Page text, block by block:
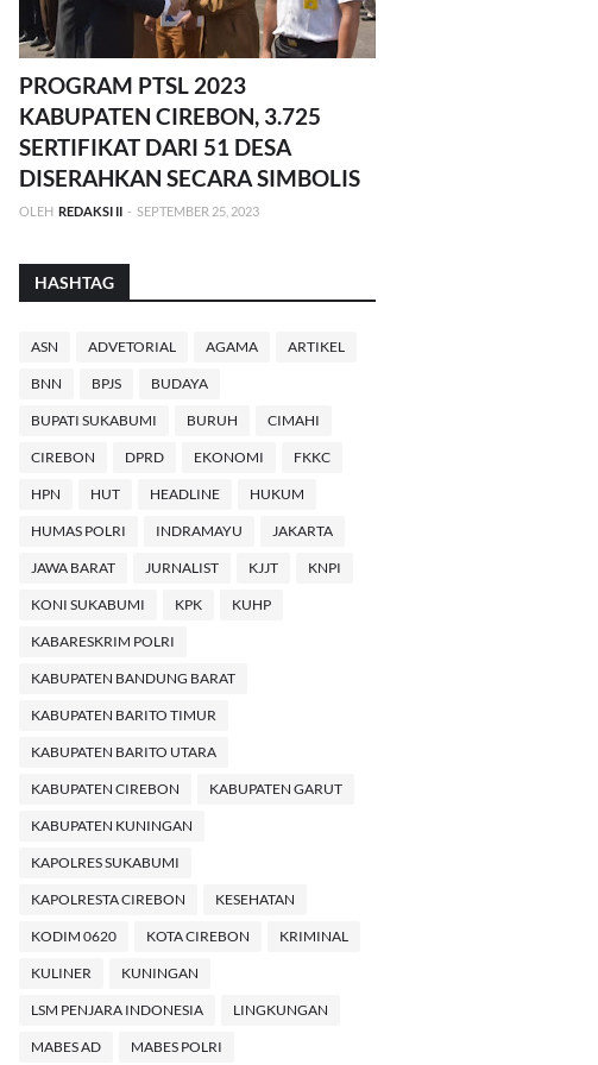
PROGRAM PTSL 2023
KABUPATEN CIREBON, 3.725
SERTIFIKAT DARI 51 DESA
DISERAHKAN SECARA SIMBOLIS
OLEH REDAKSI II - SEPTEMBER 25, 2023
HASHTAG
ASN ADVETORIAL AGAMA ARTIKEL
BNN BPJS BUDAYA
BUPATI SUKABUMI BURUH CIMAHI
CIREBON DPRD EKONOMI FKKC
HPN HUT HEADLINE HUKUM
HUMAS POLRI INDRAMAYU JAKARTA
JAWA BARAT JURNALIST KJJT KNPI
KONI SUKABUMI KPK KUHP
KABARESKRIM POLRI
KABUPATEN BANDUNG BARAT
KABUPATEN BARITO TIMUR
KABUPATEN BARITO UTARA
KABUPATEN CIREBON KABUPATEN GARUT
KABUPATEN KUNINGAN
KAPOLRES SUKABUMI
KAPOLRESTA CIREBON KESEHATAN
KODIM 0620 KOTA CIREBON KRIMINAL
KULINER KUNINGAN
LSM PENJARA INDONESIA LINGKUNGAN
MABES AD MABES POLRI